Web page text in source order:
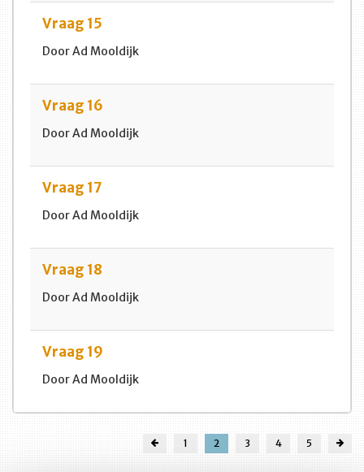
Vraag 15
Door Ad Mooldijk
Vraag 16
Door Ad Mooldijk
Vraag 17
Door Ad Mooldijk
Vraag 18
Door Ad Mooldijk
Vraag 19
Door Ad Mooldijk
1 2 3 4 5